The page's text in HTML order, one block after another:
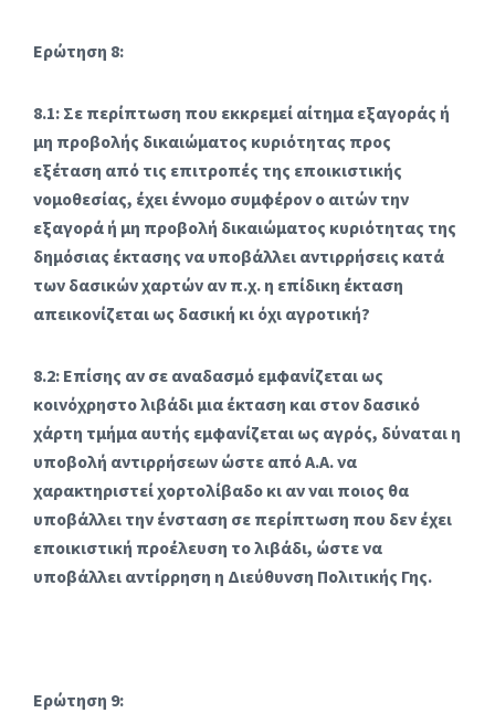
Ερώτηση 8:
8.1: Σε περίπτωση που εκκρεμεί αίτημα εξαγοράς ή
μη προβολής δικαιώματος κυριότητας προς
εξέταση από τις επιτροπές της εποικιστικής
νομοθεσίας, έχει έννομο συμφέρον ο αιτών την
εξαγορά ή μη προβολή δικαιώματος κυριότητας της
δημόσιας έκτασης να υποβάλλει αντιρρήσεις κατά
των δασικών χαρτών αν π.χ. η επίδικη έκταση
απεικονίζεται ως δασική κι όχι αγροτική?
8.2: Επίσης αν σε αναδασμό εμφανίζεται ως
κοινόχρηστο λιβάδι μια έκταση και στον δασικό
χάρτη τμήμα αυτής εμφανίζεται ως αγρός, δύναται η
υποβολή αντιρρήσεων ώστε από Α.Α. να
χαρακτηριστεί χορτολίβαδο κι αν ναι ποιος θα
υποβάλλει την ένσταση σε περίπτωση που δεν έχει
εποικιστική προέλευση το λιβάδι, ώστε να
υποβάλλει αντίρρηση η Διεύθυνση Πολιτικής Γης.
Ερώτηση 9: